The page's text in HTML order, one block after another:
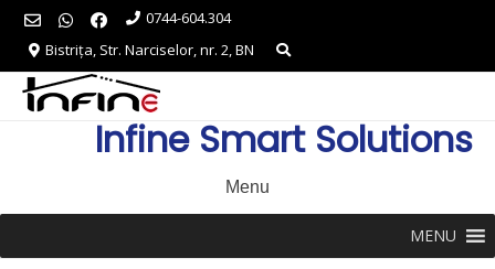
Skip
content
0744-604.304
Bistrița, Str. Narciselor, nr. 2, BN
Infine Smart Solutions
Menu
MENU